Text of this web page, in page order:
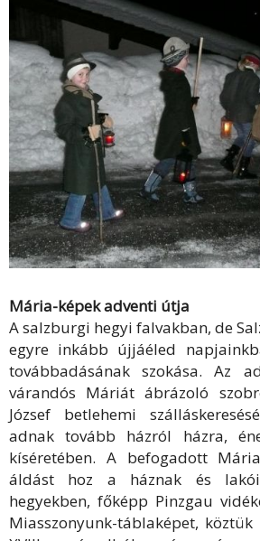
Mária-képek adventi útja
A salzburgi hegyi falvakban, de
egyre inkább újjáéled
továbbadásának szokása. Az
várandós Máriát ábrázoló
József betlehemi
adnak tovább házról házra,
kíséretében. A befogadott
áldást hoz a háznak és
hegyekben, főképp Pinzgau
Miasszonyunk-táblaképet, köztük